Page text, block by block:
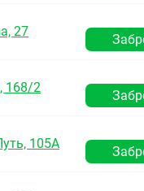
сыпь
27
168/2
105А